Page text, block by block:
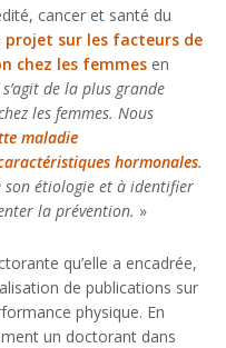
cancer et santé du
projet sur les facteurs de
chez les femmes en
de la plus grande
les femmes. Nous
maladie
hormonales.
son étiologie et à identifier
la prévention. »
qu’elle a encadrée,
de publications sur
physique. En
un doctorant dans